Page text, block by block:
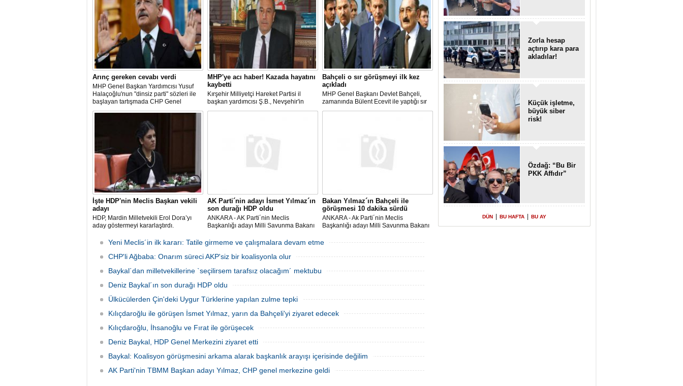
Arınç gereken cevabı verdi
MHP Genel Başkan Yardımcısı Yusuf
Halaçoğlu'nun "dinsiz parti" sözleri ile
başlayan tartışmada CHP Genel
Başkanı Kemal Kılıçdaroğlu "bütün
yanıtını verdi. Habertürk'e konuşan
Kılıçdaroğlu, Bahçeli'nin de üzüldüğü
MHP'ye acı haber! Kazada hayatını
kaybetti
Kırşehir Milliyetçi Hareket Partisi il
başkan yardımcısı Ş.B., Nevşehir'in
Avanos ilçesinde geçirdiği trafik
Bahçeli o sır görüşmeyi ilk kez
açıkladı
MHP Genel Başkanı Devlet Bahçeli,
zamanında Bülent Ecevit ile yaptığı sır
görüşmeyi ilk kez açıkladı.
İşte HDP'nin Meclis Başkan vekili
adayı
HDP, Mardin Milletvekili Erol Dora’yı
aday göstermeyi kararlaştırdı.
AK Parti´nin adayı İsmet Yılmaz´ın
son durağı HDP oldu
ANKARA - AK Parti´nin Meclis
Başkanlığı adayı Milli Savunma Bakanı
Meclis´te grubu bulunan son parti HDP
´yi ziyaret etti. HDP Eş Genel Başkanı
Selahattin Demi
Bakan Yılmaz´ın Bahçeli ile
görüşmesi 10 dakika sürdü
ANKARA - Ak Parti´nin Meclis
Başkanlığı adayı Milli Savunma Bakanı
Devlet Bahçeli ile görüşmek üzere saat
geldi. AK Parti Gene
Yeni Meclis´in ilk kararı: Tatile girmeme ve çalışmalara devam etme
CHP'li Ağbaba: Onarım süreci AKP'siz bir koalisyonla olur
Baykal´dan milletvekillerine `seçilirsem tarafsız olacağım´ mektubu
Deniz Baykal´ın son durağı HDP oldu
Ülkücülerden Çin'deki Uygur Türklerine yapılan zulme tepki
Kılıçdaroğlu ile görüşen İsmet Yılmaz, yarın da Bahçeli'yi ziyaret edecek
Kılıçdaroğlu, İhsanoğlu ve Fırat ile görüşecek
Deniz Baykal, HDP Genel Merkezini ziyaret etti
Baykal: Koalisyon görüşmesini arkama alarak başkanlık arayışı içerisinde değilim
AK Parti'nin TBMM Başkan adayı Yılmaz, CHP genel merkezine geldi
Zorla hesap
açtırıp kara para
akladılar!
Küçük işletme,
büyük siber
risk!
Özdağ: “Bu Bir
PKK Affıdır”
DÜN BU HAFTA BU AY